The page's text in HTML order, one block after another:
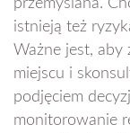
przemyślana.
istnieją też
Ważne jest, aby
miejscu i
podjęciem
monitorowanie